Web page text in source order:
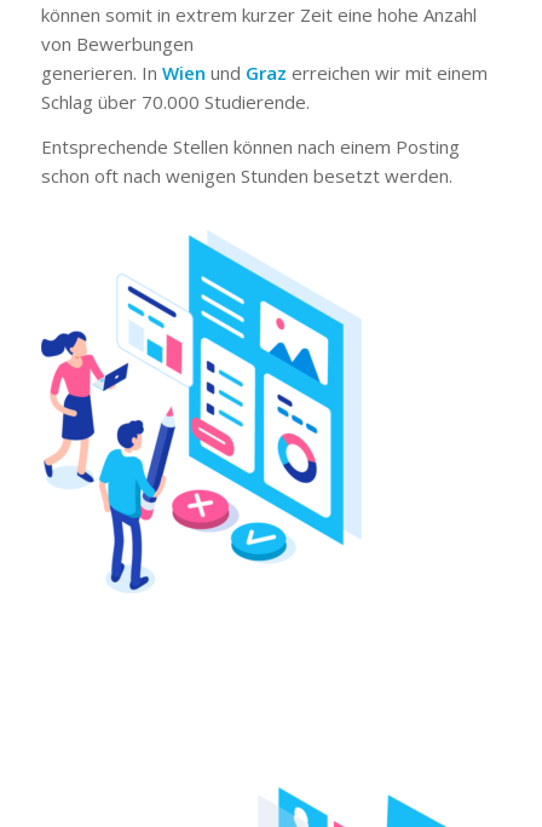
können somit in extrem kurzer Zeit eine hohe Anzahl
von Bewerbungen
generieren. In Wien und Graz erreichen wir mit einem
Schlag über 70.000 Studierende.
Entsprechende Stellen können nach einem Posting
schon oft nach wenigen Stunden besetzt werden.